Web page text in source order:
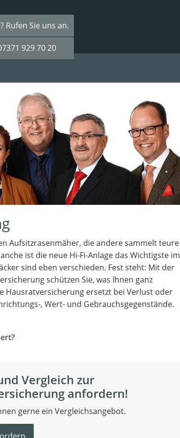
Rufen Sie uns an.
929 70 20
Aufsitzrasenmäher, die andere sammelt teure
ist die neue Hi-Fi-Anlage das Wichtigste im
sind eben verschieden. Fest steht: Mit der
schützen Sie, was Ihnen ganz
Hausratversicherung ersetzt bei Verlust oder
, Wert- und Gebrauchsgegenstände.
Vergleich zur
anfordern!
gerne ein Vergleichsangebot.